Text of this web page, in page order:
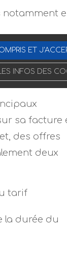
notamment
2007, il est
existe de
vingtaine
sa facture
des offres
deux
tarif
la durée du
ET
INFOS DES